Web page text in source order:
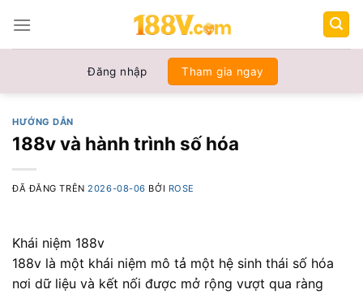
đến
nội
Đăng nhập Tham gia ngay
HƯỚNG DẪN
188v và hành trình số hóa
ĐÃ ĐĂNG TRÊN 2026-08-06 BỞI ROSE
Khái niệm 188v
188v là một khái niệm mô tả một hệ sinh thái số hóa
nơi dữ liệu và kết nối được mở rộng vượt qua ràng